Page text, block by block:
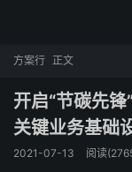
方案行 正文
开启“节碳先
关键业务基础
2021-07-13 阅读